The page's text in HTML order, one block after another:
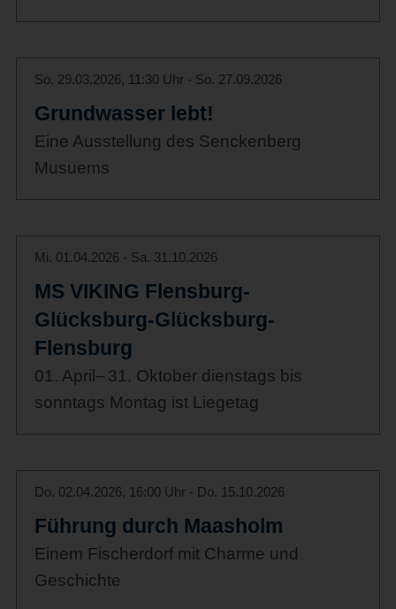
So. 29.03.2026, 11:30 Uhr - So. 27.09.2026
Grundwasser lebt!
Eine Ausstellung des Senckenberg
Musuems
Mi. 01.04.2026 - Sa. 31.10.2026
MS VIKING Flensburg-
Glücksburg-Glücksburg-
Flensburg
01. April– 31. Oktober dienstags bis
sonntags Montag ist Liegetag
Do. 02.04.2026, 16:00 Uhr - Do. 15.10.2026
Führung durch Maasholm
Einem Fischerdorf mit Charme und
Geschichte